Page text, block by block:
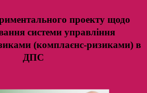
проекту щодо
системи управління
(комплаєнс-ризиками) в
ДПС